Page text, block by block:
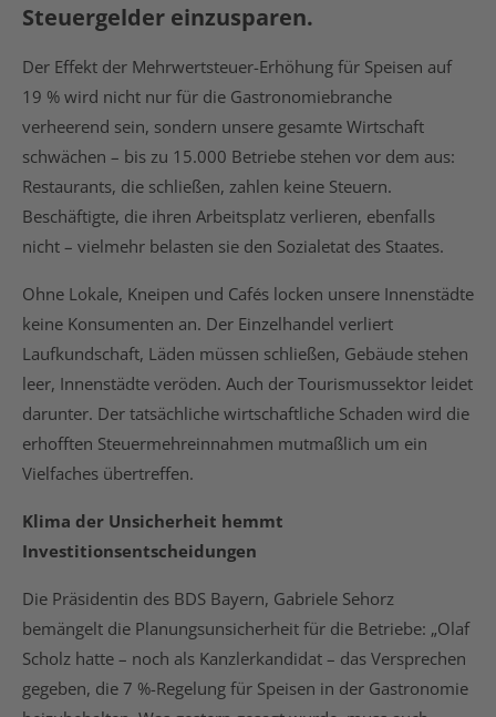
Steuergelder einzusparen.
Der Effekt der Mehrwertsteuer-Erhöhung für Speisen auf
19 % wird nicht nur für die Gastronomiebranche
verheerend sein, sondern unsere gesamte Wirtschaft
schwächen – bis zu 15.000 Betriebe stehen vor dem aus:
Restaurants, die schließen, zahlen keine Steuern.
Beschäftigte, die ihren Arbeitsplatz verlieren, ebenfalls
nicht – vielmehr belasten sie den Sozialetat des Staates.
Ohne Lokale, Kneipen und Cafés locken unsere Innenstädte
keine Konsumenten an. Der Einzelhandel verliert
Laufkundschaft, Läden müssen schließen, Gebäude stehen
leer, Innenstädte veröden. Auch der Tourismussektor leidet
darunter. Der tatsächliche wirtschaftliche Schaden wird die
erhofften Steuermehreinnahmen mutmaßlich um ein
Vielfaches übertreffen.
Klima der Unsicherheit hemmt
Investitionsentscheidungen
Die Präsidentin des BDS Bayern, Gabriele Sehorz
bemängelt die Planungsunsicherheit für die Betriebe: „Olaf
Scholz hatte – noch als Kanzlerkandidat – das Versprechen
gegeben, die 7 %-Regelung für Speisen in der Gastronomie